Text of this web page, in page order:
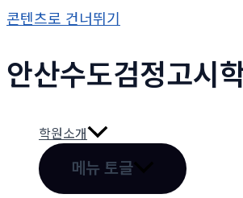
콘텐츠로 건너뛰기
안산수도검정고시
학원소개
메뉴 토글